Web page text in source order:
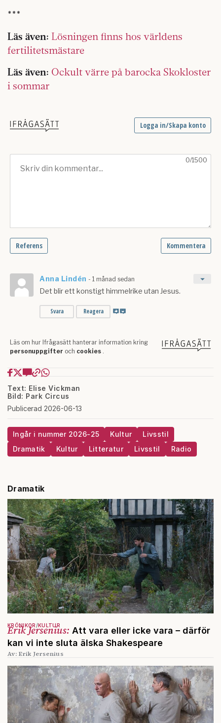
***
Läs även: Lösningen finns hos världens
fertilitetsmästare
Läs även: Ockult värre på barocka Skokloster
i sommar
Text: Elise Vickman
Bild: Park Circus
Publicerad 2026-06-13
Ingår i nummer 2026-25 Kultur
Livsstil
Dramatik
Kultur Litteratur Livsstil Radio
Dramatik
Erik Jersenius: Att vara eller icke vara – därför
kan vi inte sluta älska Shakespeare
KRÖNIKOR KULTUR
Av: Erik Jersenius